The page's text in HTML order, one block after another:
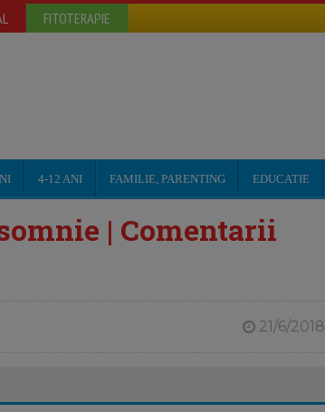
FITOTERAPIE
4-12 ANI FAMILIE, PARENTING EDUCATIE
| Comentarii
21/6/2018